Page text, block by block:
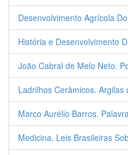
Desenvolvimento Agrícola
História e Desenvolvimento
João Cabral de Melo Neto.
Ladrilhos Cerâmicos. Argilas
Marco Aurélio Barros.
Medicina. Leis Brasileiras